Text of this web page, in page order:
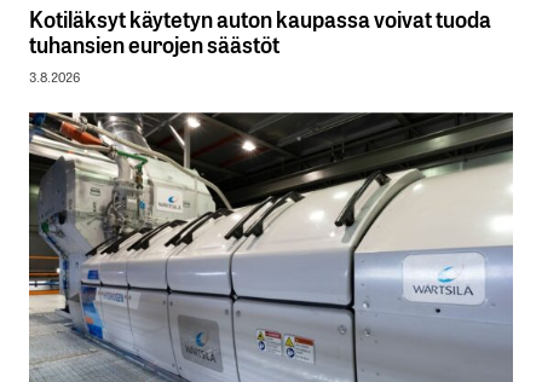
Kotiläksyt käytetyn auton kaupassa voivat tuoda
tuhansien eurojen säästöt
3.8.2026